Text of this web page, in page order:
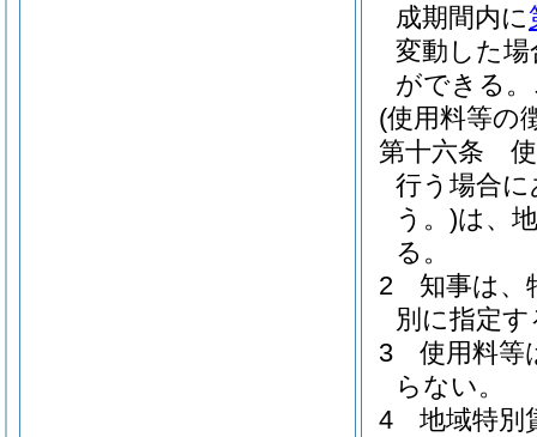
成期間内に
変動した
ができる。
(使用料等の
第十六条
行う場合
う。)は、
る。
2
知事は、
別に指定
3
使用料等
らない。
4
地域特別